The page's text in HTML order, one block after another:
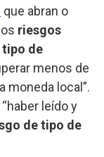
que abran o
riesgos
tipo de
menos de
moneda local”.
leído y
de tipo de